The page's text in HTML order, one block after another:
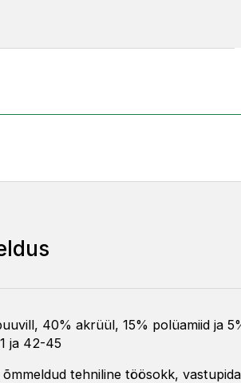
40% akrüül, 15% polüamiid ja
ja 42-45
tehniline töösokk,